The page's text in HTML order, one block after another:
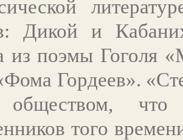
Дикой и
из поэмы Гоголя
Гордеев».
обществом,
того